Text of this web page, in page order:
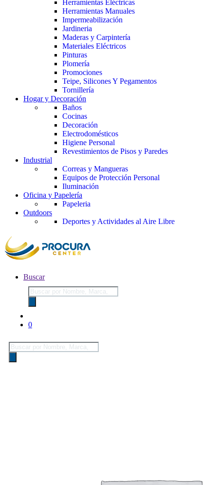
Herramientas Eléctricas
Herramientas Manuales
Impermeabilización
Jardineria
Maderas y Carpintería
Materiales Eléctricos
Pinturas
Plomería
Promociones
Teipe, Silicones Y Pegamentos
Tornillería
Hogar y Decoración
Baños
Cocinas
Decoración
Electrodomésticos
Higiene Personal
Revestimientos de Pisos y Paredes
Industrial
Correas y Mangueras
Equipos de Protección Personal
Iluminación
Oficina y Papelería
Papeleria
Outdoors
Deportes y Actividades al Aire Libre
Buscar
Búsqueda
de
productos
0
Búsqueda
de
productos